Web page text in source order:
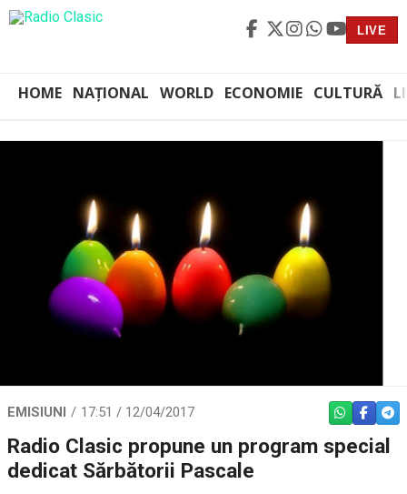
LIVE
HOME NAȚIONAL WORLD ECONOMIE CULTURĂ
EMISIUNI 17:51 / 12/04/2017 WHATSAPP
Radio Clasic propune un program special
dedicat Sărbătorii Pascale